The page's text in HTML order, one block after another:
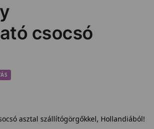
csocsó
asztal szállítógörgőkkel, Hollandiából!